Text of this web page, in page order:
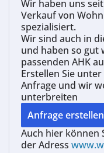
Wir haben uns
Verkauf von
spezialisiert.
Wirsind auch in
und haben so gut
passenden AHK
Erstellen Sie
Anfrage und wir
unterbreiten
Auch hier können
der Adress